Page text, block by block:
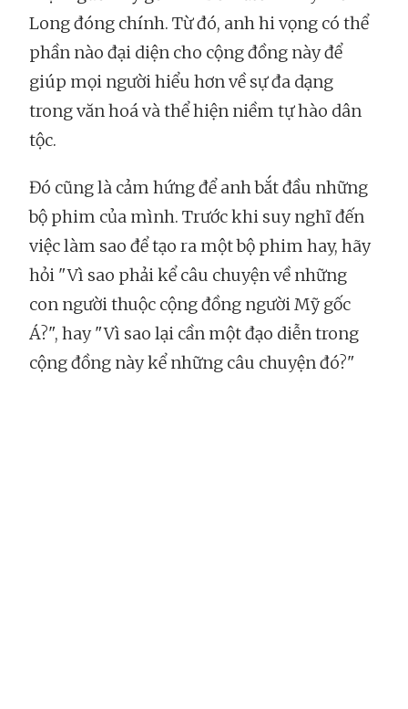
Long đóng chính. Từ đó, anh hi vọng có thể
phần nào đại diện cho cộng đồng này để
giúp mọi người hiểu hơn về sự đa dạng
trong văn hoá và thể hiện niềm tự hào dân
tộc.
Đó cũng là cảm hứng để anh bắt đầu những
bộ phim của mình. Trước khi suy nghĩ đến
việc làm sao để tạo ra một bộ phim hay, hãy
hỏi "Vì sao phải kể câu chuyện về những
con người thuộc cộng đồng người Mỹ gốc
Á?", hay "Vì sao lại cần một đạo diễn trong
cộng đồng này kể những câu chuyện đó?"